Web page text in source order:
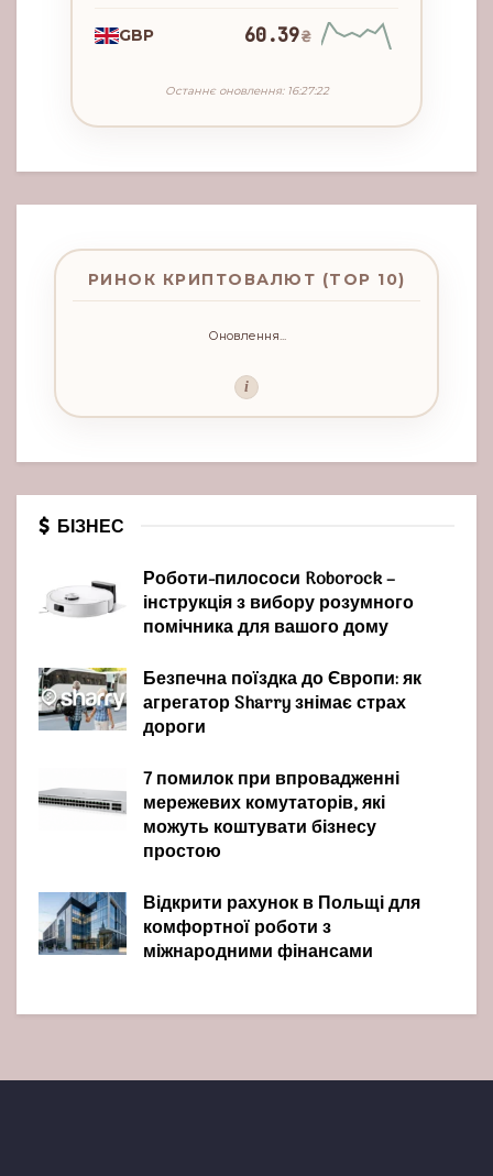
GBP 60.39₴
Останнє оновлення: 16:27:22
РИНОК КРИПТОВАЛЮТ (TOP 10)
Оновлення...
i
БІЗНЕС
Роботи-пилососи Roborock –
інструкція з вибору розумного
помічника для вашого дому
Безпечна поїздка до Європи: як
агрегатор Sharry знімає страх
дороги
7 помилок при впровадженні
мережевих комутаторів, які
можуть коштувати бізнесу
простою
Відкрити рахунок в Польщі для
комфортної роботи з
міжнародними фінансами